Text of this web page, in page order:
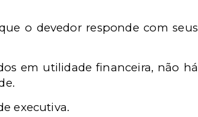
o devedor responde com seus
em utilidade financeira, não há
executiva.